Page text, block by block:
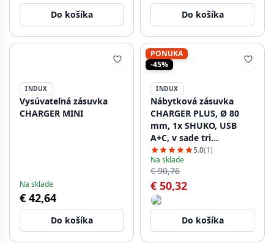
Do košíka Do košíka
INDUX
Vysúvateľná zásuvka
CHARGER MINI
Na sklade
€ 42,64
Do košíka
PONUKA
-45%
INDUX
Nábytková zásuvka
CHARGER PLUS, Ø 80
mm, 1x SHUKO, USB
A+C, v sade tri
vymeniteľné moduly
(USB-A, HDMI, RJ45),
kábel 1,5 m, čierna
5.0(1)
Na sklade
€ 90,76
€ 50,32
Do košíka